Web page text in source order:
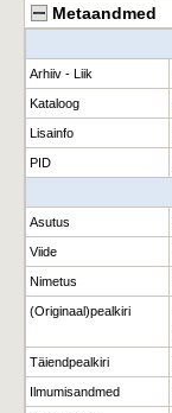
Metaandmed
Arhiiv - Liik
Kataloog
Lisainfo
PID
Asutus
Viide
Nimetus
(Originaal)pealkiri
Täiendpealkiri
Ilmumisandmed